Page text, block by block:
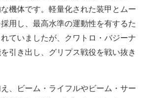
機体です。軽量化された装甲とムー
用し、最高水準の運動性を有するた
ていましたが、クワトロ・バジーナ
引き出し、グリプス戦役を戦い抜き
、ビーム・ライフルやビーム・サー